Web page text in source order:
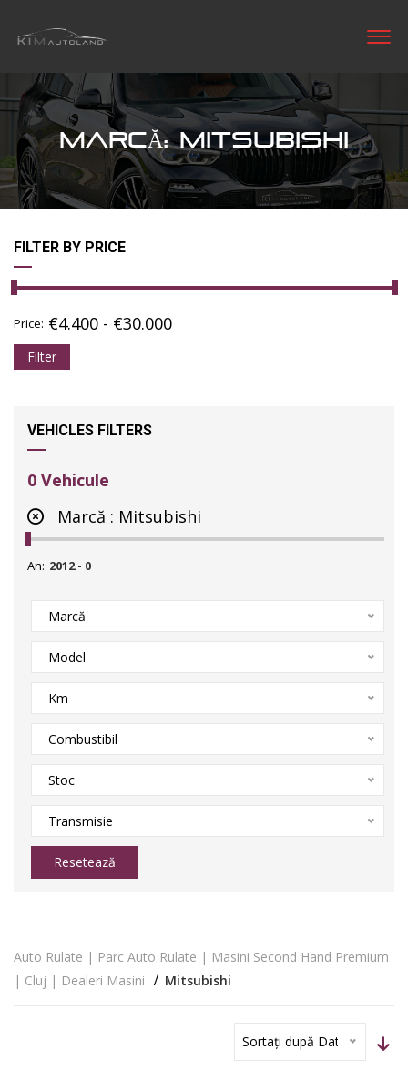
MARCĂ: MITSUBISHI
FILTER BY PRICE
Price: €4.400 - €30.000
Filter
VEHICLES FILTERS
0 Vehicule
Marcă : Mitsubishi
An:
Marcă
Model
Km
Combustibil
Stoc
Transmisie
Resetează
Auto Rulate | Parc Auto Rulate | Masini Second Hand Premium
| Cluj | Dealeri Masini
Mitsubishi
Sortați după Dată